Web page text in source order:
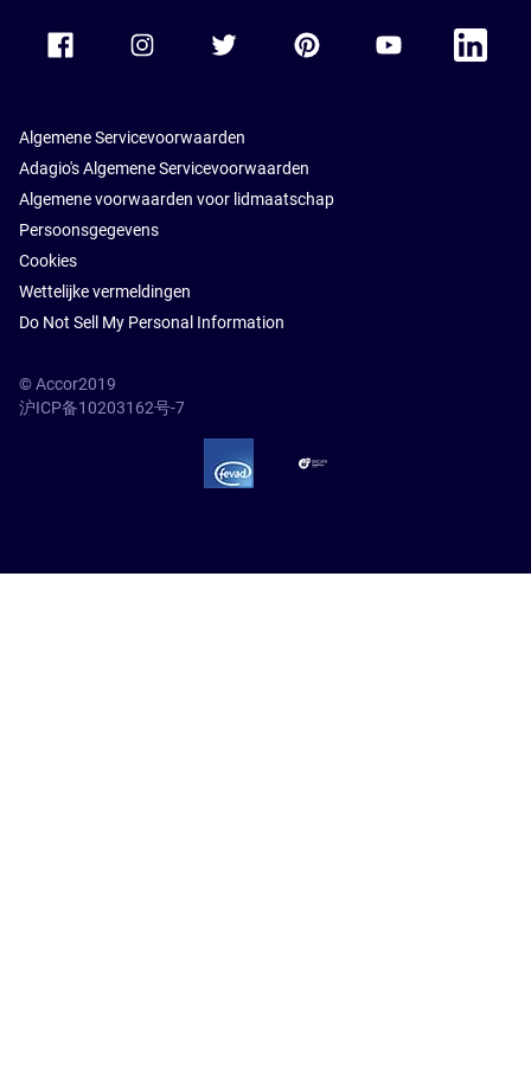
Accor Youtube
Accor
Algemene Servicevoorwaarden
Adagio's Algemene Servicevoorwaarden
Algemene voorwaarden voor lidmaatschap
Persoonsgegevens
Cookies
Wettelijke vermeldingen
Do Not Sell My Personal Information
© Accor2019
沪ICP备10203162号-7